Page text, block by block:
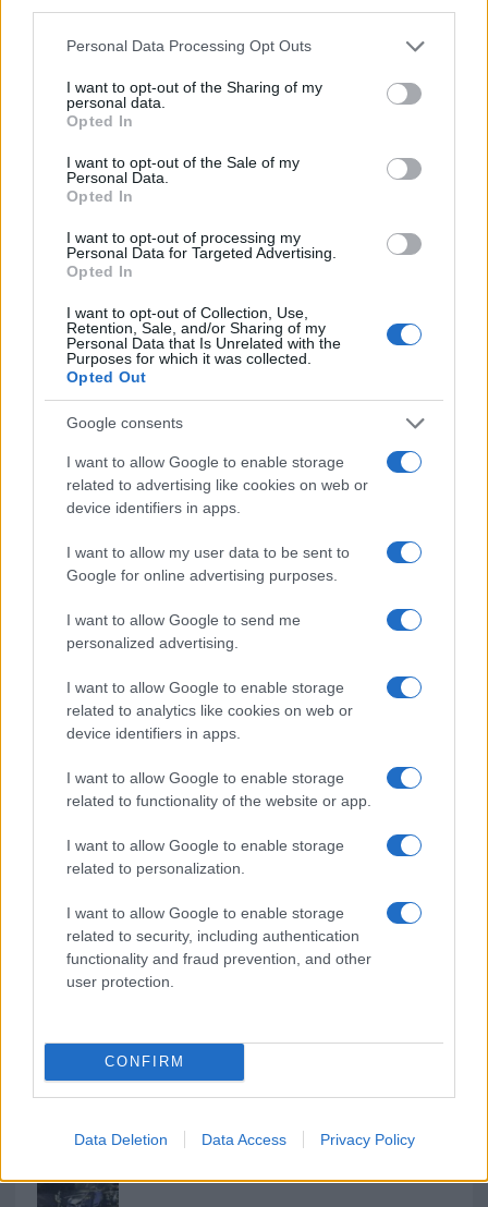
Please note that this website/app uses one or more Google
not limited to your visit or usage behaviour. You may click to
grant or deny consent to Google and its third-party tags to
use your data for below specified purposes in below Google
consent section.
Personal Data Processing Opt Outs
I want to opt-out of the Sharing of my
personal data.
Opted In
I want to opt-out of the Sale of my
Personal Data.
Opted In
I want to opt-out of processing my
Personal Data for Targeted Advertising.
Opted In
I want to opt-out of Collection, Use,
Retention, Sale, and/or Sharing of my
Personal Data that Is Unrelated with the
Purposes for which it was collected.
Opted Out
Google consents
I want to allow Google to enable storage
related to advertising like cookies on web or
device identifiers in apps.
I want to allow my user data to be sent to
Google for online advertising purposes.
I want to allow Google to send me
personalized advertising.
I want to allow Google to enable storage
related to analytics like cookies on web or
device identifiers in apps.
I want to allow Google to enable storage
related to functionality of the website or app.
I want to allow Google to enable storage
related to personalization.
I want to allow Google to enable storage
related to security, including authentication
functionality and fraud prevention, and other
user protection.
CONFIRM
Data Deletion Data Access Privacy Policy
Notizie in tempo reale?
Entra nel canale telegram di
Ricevi le nostre ultime news
daGoogle News
Condividi l'articolo
F
a
ce
b
o
o
k
T
w
it
te
r
Pi
n
te
re
st
W
h
at
s
A
p
p
S
h
re
Articolo precedente
Prossimo articolo
NOTIZIE RECENTI
Sangue, musica e solidarietà con Avis Olbia al
Delta Center
Meteo Olbia 9 agosto, temperature in calo
va avanti: “Sicilia, ci sono”
Jovanotti, Gabry Ponte e Alfa: Olbia ombelico del
Giorgia Meloni a La Maddalena, la vicesindaco:
“Orgoglio e discrezione per visita privata̶…